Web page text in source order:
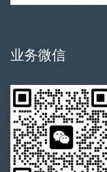
业务微信